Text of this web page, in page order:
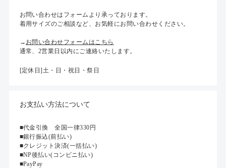
お問い合わせはフォームより承っております。
着用サイズのご相談など、お気軽にお問い合わせください。
→ お問い合わせフォームはこちら
通常、2営業日以内にご連絡いたします。
[定休日]土・日・祝日・祭日
お支払い方法について
■代金引換 全国一律330円
■銀行振込(前払い)
■クレジット決済(一括払い)
■NP後払い(コンビニ払い)
■PayPay